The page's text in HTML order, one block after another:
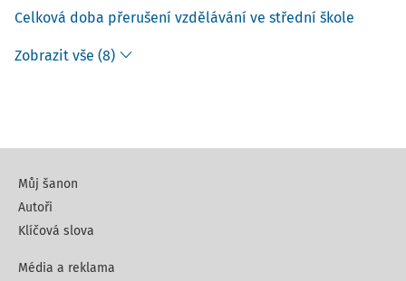
Celková doba přerušení vzdělávání ve střední škole
Zobrazit vše (8)
Můj šanon
Autoři
Klíčová slova
Média a reklama